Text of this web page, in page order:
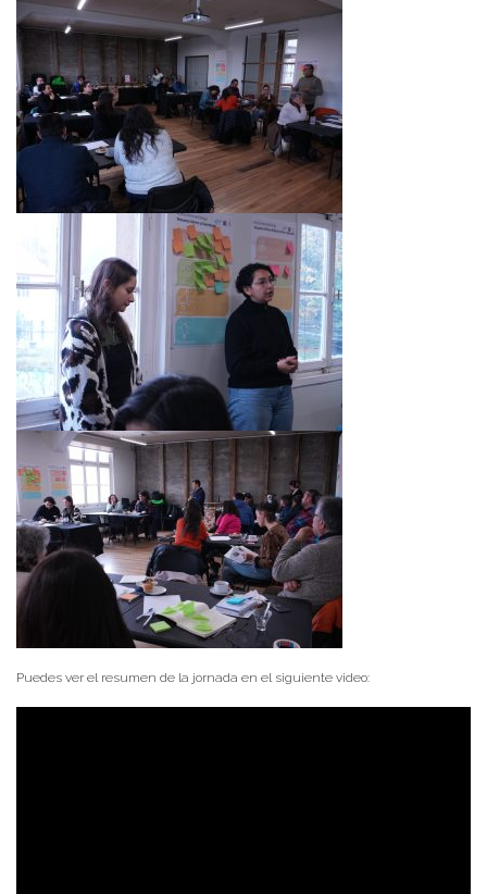
Puedes ver el resumen de la jornada en el siguiente video: